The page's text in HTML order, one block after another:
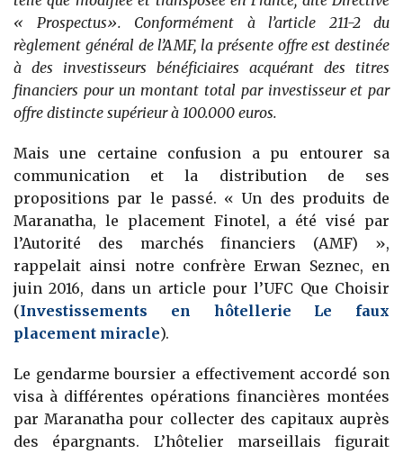
« Prospectus». Conformément à l’article 211-2 du
règlement général de l’AMF, la présente offre est destinée
à des investisseurs bénéficiaires acquérant des titres
financiers pour un montant total par investisseur et par
offre distincte supérieur à 100.000 euros.
Mais une certaine confusion a pu entourer sa
communication et la distribution de ses
propositions par le passé. « Un des produits de
Maranatha, le placement Finotel, a été visé par
l’Autorité des marchés financiers (AMF) »,
rappelait ainsi notre confrère Erwan Seznec, en
juin 2016, dans un article pour l’UFC Que Choisir
(Investissements en hôtellerie Le faux
placement miracle).
Le gendarme boursier a effectivement accordé son
visa à différentes opérations financières montées
par Maranatha pour collecter des capitaux auprès
des épargnants. L’hôtelier marseillais figurait